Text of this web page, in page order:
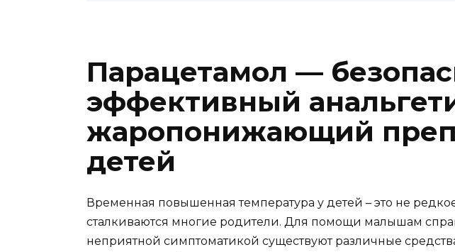
Парацетамол —
эффективный
жаропонижающий
детей
Временная повышенная температура у детей – это не
сталкиваются многие родители. Для помощи малышам
неприятной симптоматикой существуют различные